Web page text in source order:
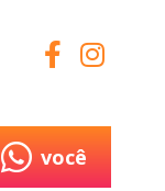
você